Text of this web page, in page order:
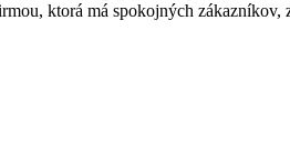
ktorá má spokojných zákazníkov,